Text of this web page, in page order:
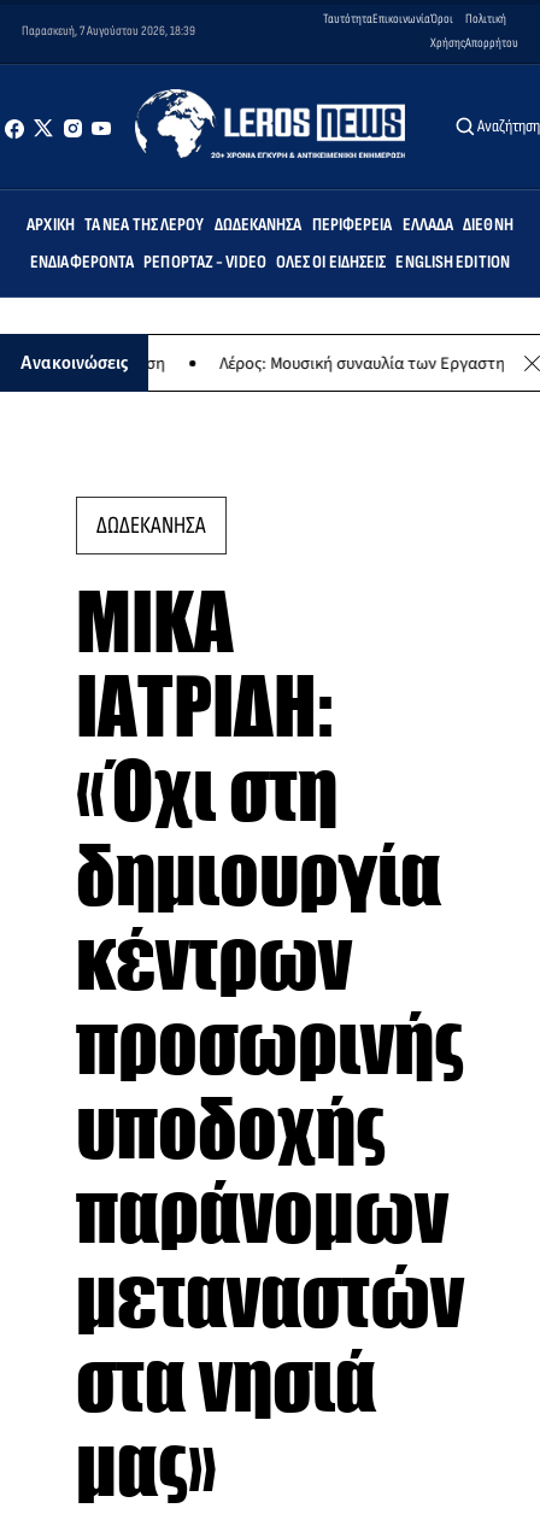
Παρασκευή, 7 Αυγούστου 2026, 18:39
ΤαυτότηταΕπικοινωνίαΌροι
Χρήσης
Πολιτική
Απορρήτου
Αναζήτηση
ΑΡΧΙΚΉ ΤΑ ΝΈΑ ΤΗΣ ΛΈΡΟΥ ΔΩΔΕΚΆΝΗΣΑ ΠΕΡΙΦΈΡΕΙΑ ΕΛΛΆΔΑ ΔΙΕΘΝΉ
ΕΝΔΙΑΦΈΡΟΝΤΑ ΡΕΠΟΡΤΆΖ - VIDEO ΌΛΕΣ ΟΙ ΕΙΔΉΣΕΙΣ ENGLISH EDITION
Ανακοινώσεις Λέρος: Μουσική συναυλία των Εργαστηρίων «Άρτεμις»
ΔΩΔΕΚΑΝΗΣΑ
ΜΙΚΑ
ΙΑΤΡΙΔΗ:
«Όχι στη
δημιουργία
κέντρων
προσωρινής
υποδοχής
παράνομων
μεταναστών
στα νησιά
μας»